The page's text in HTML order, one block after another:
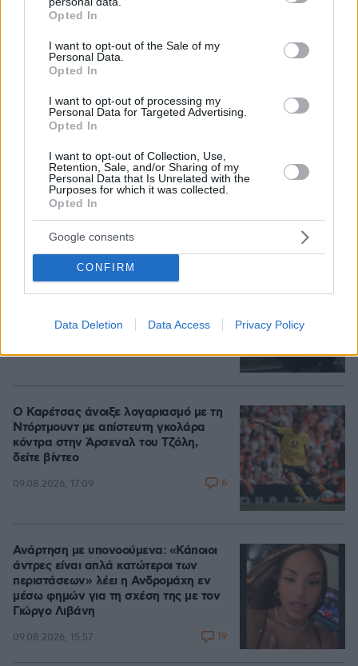
grant or deny consent to Google and its third-party tags to
use your data for below specified purposes in below Google
consent section.
Opted In
I want to opt-out of the Sale of my
Personal Data.
Opted In
I want to opt-out of processing my
Personal Data for Targeted Advertising.
Opted In
I want to opt-out of Collection, Use,
Retention, Sale, and/or Sharing of my
Personal Data that Is Unrelated with the
Purposes for which it was collected.
Opted In
Google consents
CONFIRM
Data Deletion Data Access Privacy Policy
Σκέρτσος: «Στατιστική παγίδα» το ότι 7 στους 10
έχουν καταθέσεις κάτω από 1.000 ευρώ, τι
δείχνουν τα στοιχεία
09.08.2026, 14:39
Σκιάθος: 15χρονος κατήγγειλε 17χρονο
για κατ' εξακολούθηση βιασμό και
Ο Καρέτσας άνοιξε λογαριασμό με τη
Ντόρτμουντ με απίστευτη γκολάρα
κόντρα στην Άρσεναλ του Τζόλη,
δείτε βίντεο
09.08.2026, 17:09 6
Ανάρτηση με υπονοούμενα: «Κάποιοι
άντρες είναι απλά κατώτεροι των
περιστάσεων» λέει η Ανδρομάχη εν
μέσω φημών για τη σχέση της με τον
Γιώργο Λιβάνη
09.08.2026, 15:57 19